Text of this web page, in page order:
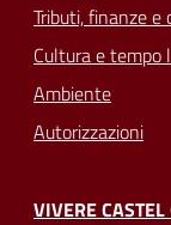
Tributi, finanze
Cultura e tempo
Ambiente
Autorizzazioni
VIVERE CASTEL